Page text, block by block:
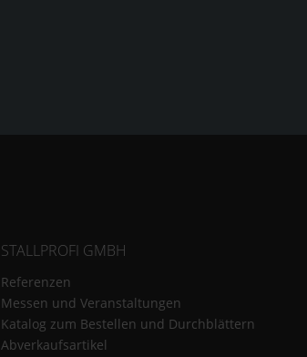
STALLPROFI GMBH
Referenzen
Messen und Veranstaltungen
Katalog zum Bestellen und Durchblättern
Abverkaufsartikel